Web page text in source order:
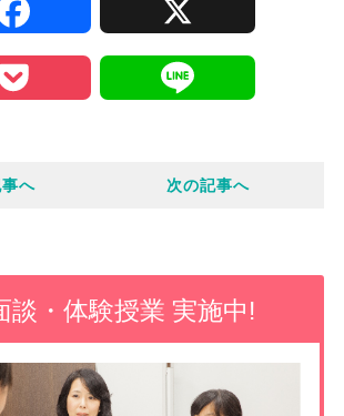
o
k
e
t
へ 次の記事へ
談・体験授業 実施中!